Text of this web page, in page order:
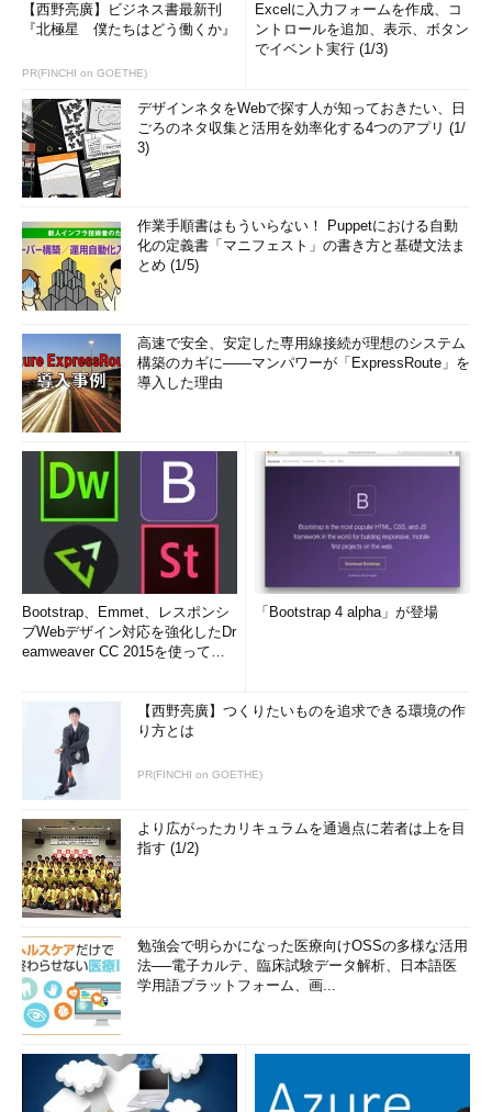
【西野亮廣】ビジネス書最新刊
『北極星 僕たちはどう働くか』
PR(FINCHI on GOETHE)
Excelに入力フォームを作成、コ
ントロールを追加、表示、ボタン
でイベント実行 (1/3)
デザインネタをWebで探す人が知っておきたい、日
ごろのネタ収集と活用を効率化する4つのアプリ (1/
3)
作業手順書はもういらない！ Puppetにおける自動
化の定義書「マニフェスト」の書き方と基礎文法ま
とめ (1/5)
高速で安全、安定した専用線接続が理想のシステム
構築のカギに――マンパワーが「ExpressRoute」を
導入した理由
Bootstrap、Emmet、レスポンシ
ブWebデザイン対応を強化したDr
eamweaver CC 2015を使って
「Bootstrap 4 alpha」が登場
【西野亮廣】つくりたいものを追求できる環境の作
り方とは
PR(FINCHI on GOETHE)
より広がったカリキュラムを通過点に若者は上を目
指す (1/2)
勉強会で明らかになった医療向けOSSの多様な活用
法──電子カルテ、臨床試験データ解析、日本語医
学用語プラットフォーム、画...